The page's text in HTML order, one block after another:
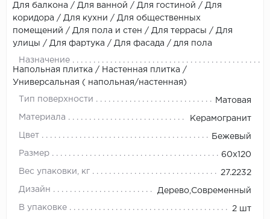
Для балкона / Для ванной / Для гостиной / Для
коридора / Для кухни / Для общественных
помещений / Для пола и стен / Для террасы / Для
улицы / Для фартука / Для фасада / для пола
Назначение
Напольная плитка / Настенная плитка /
Универсальная ( напольная/настенная)
Тип поверхности Матовая
Материала Керамогранит
Цвет Бежевый
Размер 60x120
Вес упаковки, кг 27.2232
Дизайн Дерево,Современный
В упаковке 2 шт